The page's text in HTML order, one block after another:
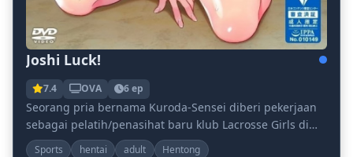
Joshi Luck!
7.4 OVA 6 ep
Seorang pria bernama Kuroda-Sensei diberi pekerjaan
sebagai pelatih/penasihat baru klub Lacrosse Girls di
sekolah semua wanita bernama Felinus Academy...
Sports hentai adult Hentong